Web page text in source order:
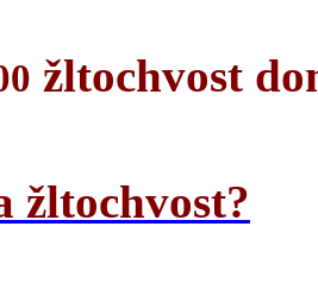
žltochvost
žltochvost?